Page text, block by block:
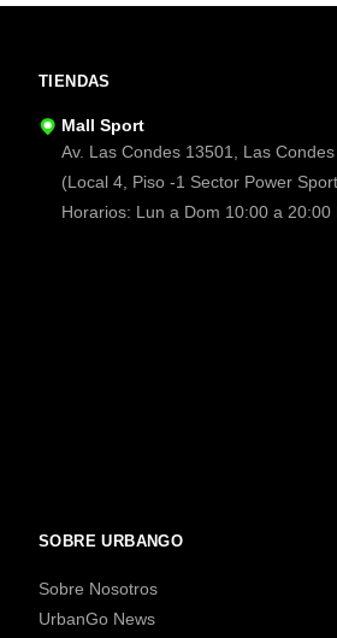
TIENDAS
Mall Sport
Av. Las Condes 13501, Las Condes
(Local 4, Piso -1 Sector Power
Horarios: Lun a Dom 10:00 a 20:00
SOBRE URBANGO
Sobre Nosotros
UrbanGo News